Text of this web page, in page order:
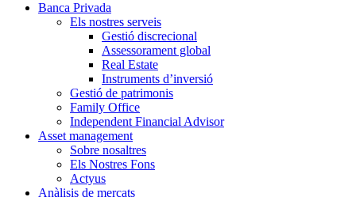
Banca Privada
Els nostres serveis
Gestió discrecional
Assessorament global
Real Estate
Instruments d’inversió
Gestió de patrimonis
Family Office
Independent Financial Advisor
Asset management
Sobre nosaltres
Els Nostres Fons
Actyus
Anàlisis de mercats